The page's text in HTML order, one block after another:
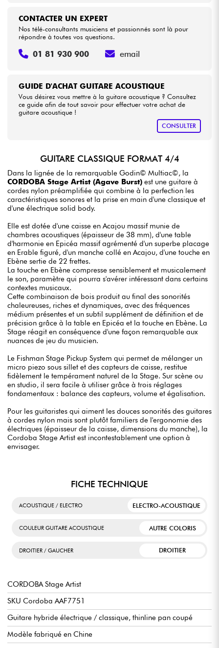
GUIDE D'ACHAT GUITARE ACOUSTIQUE
Vous désirez vous mettre à la guitare acoustique ? Consultez
ce guide afin de tout savoir pour effectuer votre achat de
guitare acoustique !
CONSULTER
CONTACTER UN EXPERT
Nos télé-consultants musiciens et passionnés sont là pour
répondre à toutes vos questions.
01 81 930 900 email
GUITARE CLASSIQUE FORMAT 4/4
Dans la lignée de la remarquable Godin© Multiac©, la
CORDOBA Stage Artist (Agave Burst) est une guitare à
cordes nylon préamplifiée qui combine à la perfection les
caractéristiques sonores et la prise en main d'une classique et
d'une électrique solid body.
Elle est dotée d'une caisse en Acajou massif munie de
chambres acoustiques (épaisseur de 38 mm), d'une table
d'harmonie en Epicéa massif agrémenté d'un superbe placage
en Erable figuré, d'un manche collé en Acajou, d'une touche en
Ebène sertie de 22 frettes.
La touche en Ebène compresse sensiblement et musicalement
le son, paramètre qui pourra s'avérer intéressant dans certains
contextes musicaux.
Cette combinaison de bois produit au final des sonorités
chaleureuses, riches et dynamiques, avec des fréquences
médium présentes et un subtil supplément de définition et de
précision grâce à la table en Epicéa et la touche en Ebène. La
Stage réagit en conséquence d'une façon remarquable aux
nuances de jeu du musicien.
Le Fishman Stage Pickup System qui permet de mélanger un
micro piezo sous sillet et des capteurs de caisse, restitue
fidèlement le tempérament naturel de la Stage. Sur scène ou
en studio, il sera facile à utiliser grâce à trois réglages
fondamentaux : balance des capteurs, volume et égalisation.
Pour les guitaristes qui aiment les douces sonorités des guitares
à cordes nylon mais sont plutôt familiers de l'ergonomie des
électriques (épaisseur de la caisse, dimensions du manche), la
Cordoba Stage Artist est incontestablement une option à
envisager.
FICHE TECHNIQUE
ACOUSTIQUE / ELECTRO ELECTRO-ACOUSTIQUE
COULEUR GUITARE ACOUSTIQUE AUTRE COLORIS
DROITIER / GAUCHER DROITIER
CORDOBA Stage Artist
SKU Cordoba AAF7751
Guitare hybride électrique / classique, thinline pan coupé
Modèle fabriqué en Chine